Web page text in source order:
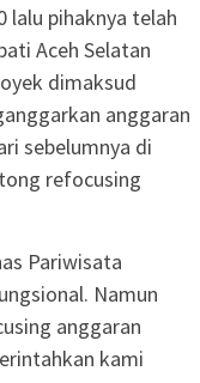
lalu pihaknya telah
Aceh Selatan
dimaksud
anggaran
sebelumnya di
refocusing
Pariwisata
Namun
anggaran
kami